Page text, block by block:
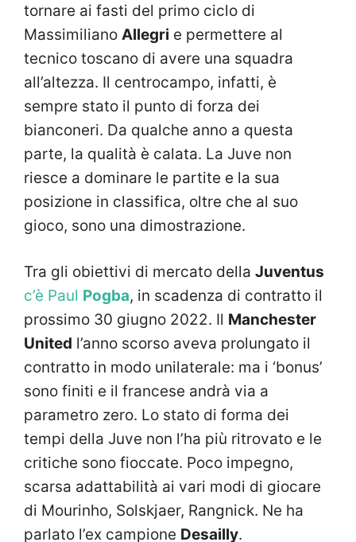
tornare ai fasti del primo ciclo di
Massimiliano Allegri e permettere al
tecnico toscano di avere una squadra
all’altezza. Il centrocampo, infatti, è
sempre stato il punto di forza dei
bianconeri. Da qualche anno a questa
parte, la qualità è calata. La Juve non
riesce a dominare le partite e la sua
posizione in classifica, oltre che al suo
gioco, sono una dimostrazione.
Tra gli obiettivi di mercato della Juventus
c’è Paul Pogba, in scadenza di contratto il
prossimo 30 giugno 2022. Il Manchester
United l’anno scorso aveva prolungato il
contratto in modo unilaterale: ma i ‘bonus’
sono finiti e il francese andrà via a
parametro zero. Lo stato di forma dei
tempi della Juve non l’ha più ritrovato e le
critiche sono fioccate. Poco impegno,
scarsa adattabilità ai vari modi di giocare
di Mourinho, Solskjaer, Rangnick. Ne ha
parlato l’ex campione Desailly.